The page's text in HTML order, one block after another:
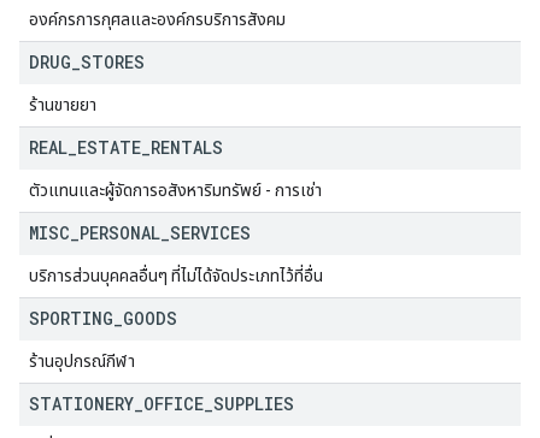
องค์กรการกุศลและองค์กรบริการสังคม
DRUG STORES
ร้านขายยา
REAL ESTATE RENTALS
ตัวแทนและผู้จัดการอสังหาริมทรัพย์ - การเช่า
MISC PERSONAL SERVICES
บริการส่วนบุคคลอื่นๆ ที่ไม่ได้จัดประเภทไว้ที่อื่น
SPORTING GOODS
ร้านอุปกรณ์กีฬา
STATIONERY OFFICE SUPPLIES